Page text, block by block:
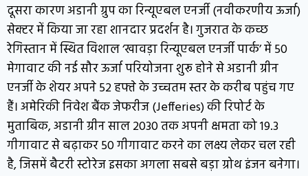
दूसरा कारण अडानी ग्रुप का रिन्यूएबल एनर्जी (नवीकरणीय ऊर्जा)
सेक्टर में किया जा रहा शानदार प्रदर्शन है। गुजरात के कच्छ
रेगिस्तान में स्थित विशाल ‘खावड़ा रिन्यूएबल एनर्जी पार्क’ में 50
मेगावाट की नई सौर ऊर्जा परियोजना शुरू होने से अडानी ग्रीन
एनर्जी के शेयर अपने 52 हफ्ते के उच्चतम स्तर के करीब पहुंच गए
हैं। अमेरिकी निवेश बैंक जेफरीज (Jefferies) की रिपोर्ट के
मुताबिक, अडानी ग्रीन साल 2030 तक अपनी क्षमता को 19.3
गीगावाट से बढ़ाकर 50 गीगावाट करने का लक्ष्य लेकर चल रही
है, जिसमें बैटरी स्टोरेज इसका अगला सबसे बड़ा ग्रोथ इंजन बनेगा।